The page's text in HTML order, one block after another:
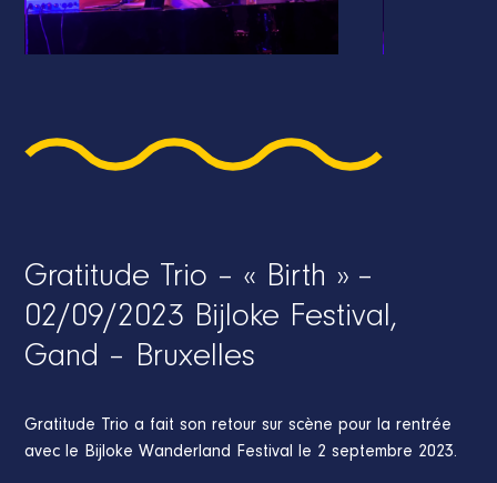
Gratitude Trio – « Birth » –
02/09/2023 Bijloke Festival,
Gand – Bruxelles
Gratitude Trio a fait son retour sur scène pour la rentrée
avec le Bijloke Wanderland Festival le 2 septembre 2023.